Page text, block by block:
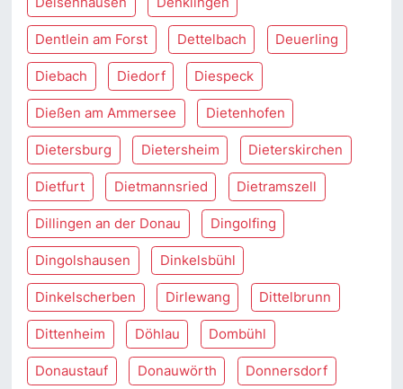
Dentlein am Forst Dettelbach Deuerling
Diebach Diedorf Diespeck
Dießen am Ammersee Dietenhofen
Dietersburg Dietersheim Dieterskirchen
Dietfurt Dietmannsried Dietramszell
Dillingen an der Donau Dingolfing
Dingolshausen Dinkelsbühl
Dinkelscherben Dirlewang Dittelbrunn
Dittenheim Döhlau Dombühl
Donaustauf Donauwörth Donnersdorf